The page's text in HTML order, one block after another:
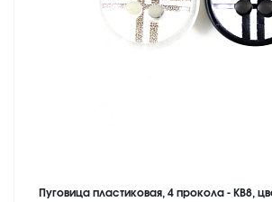
Пуговица пластиковая, 4 прокола - KB8,